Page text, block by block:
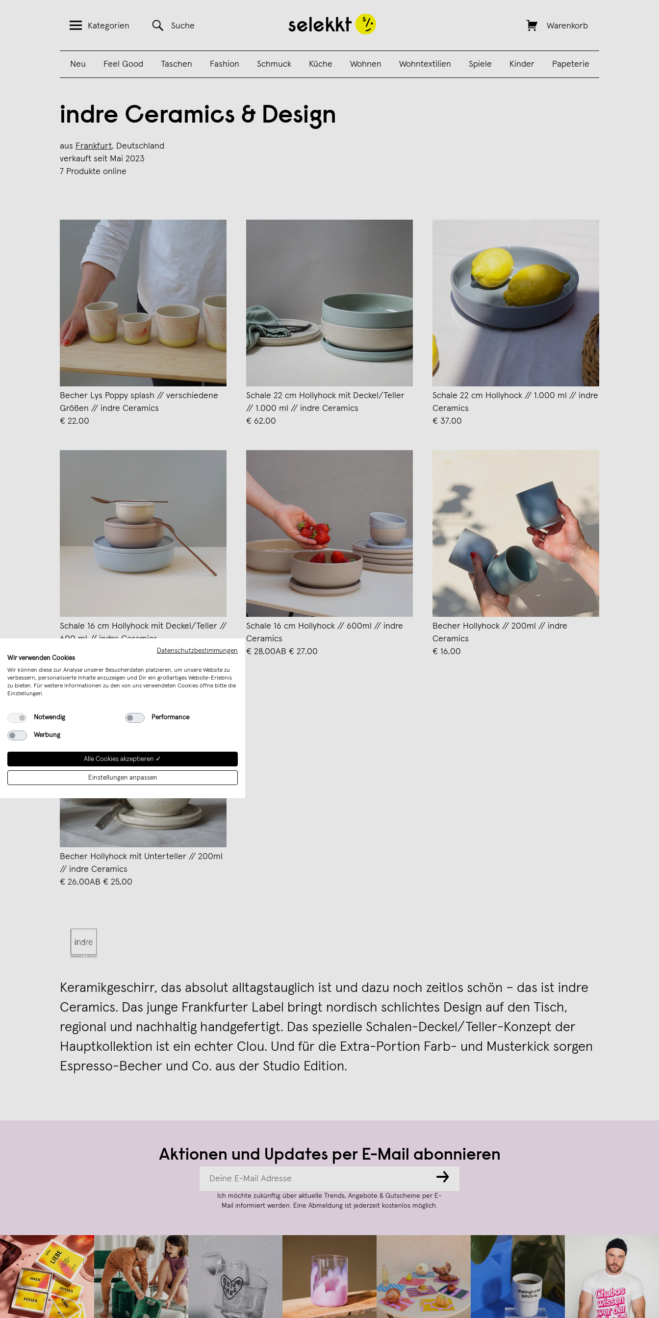
Kategorien Suche Warenkorb
Neu Feel Good Taschen Fashion Schmuck Küche Wohnen Wohntextilien Spiele Kinder Papeterie
indre Ceramics & Design
aus Frankfurt, Deutschland
verkauft seit Mai 2023
7 Produkte online
Becher Lys Poppy splash // verschiedene
Größen // indre Ceramics
€ 22,00
Schale 22 cm Hollyhock mit Deckel/Teller
// 1.000 ml // indre Ceramics
€ 62,00
Schale 22 cm Hollyhock // 1.000 ml // indre
Ceramics
€ 37,00
Schale 16 cm Hollyhock mit Deckel/Teller //
600 ml // indre Ceramics
Schale 16 cm Hollyhock // 600ml // indre
Ceramics
€ 28,00AB € 27,00
Becher Hollyhock // 200ml // indre
Ceramics
€ 16,00
Becher Hollyhock mit Unterteller // 200ml
// indre Ceramics
€ 26,00AB € 25,00
Keramikgeschirr, das absolut alltagstauglich ist und dazu noch zeitlos schön – das ist indre
Ceramics. Das junge Frankfurter Label bringt nordisch schlichtes Design auf den Tisch,
regional und nachhaltig handgefertigt. Das spezielle Schalen-Deckel/Teller-Konzept der
Hauptkollektion ist ein echter Clou. Und für die Extra-Portion Farb- und Musterkick sorgen
Espresso-Becher und Co. aus der Studio Edition.
Aktionen und Updates per E-Mail abonnieren
→
Ich möchte zukünftig über aktuelle Trends, Angebote & Gutscheine per E-
Mail informiert werden. Eine Abmeldung ist jederzeit kostenlos möglich.
Datenschutzbestimmungen
Wir verwenden Cookies
Wir können diese zur Analyse unserer Besucherdaten platzieren, um unsere Website zu
verbessern, personalisierte Inhalte anzuzeigen und Dir ein großartiges Website-Erlebnis
zu bieten. Für weitere Informationen zu den von uns verwendeten Cookies öffne bitte die
Einstellungen.
Notwendig Performance
Werbung
Alle Cookies akzeptieren ✓
Einstellungen anpassen